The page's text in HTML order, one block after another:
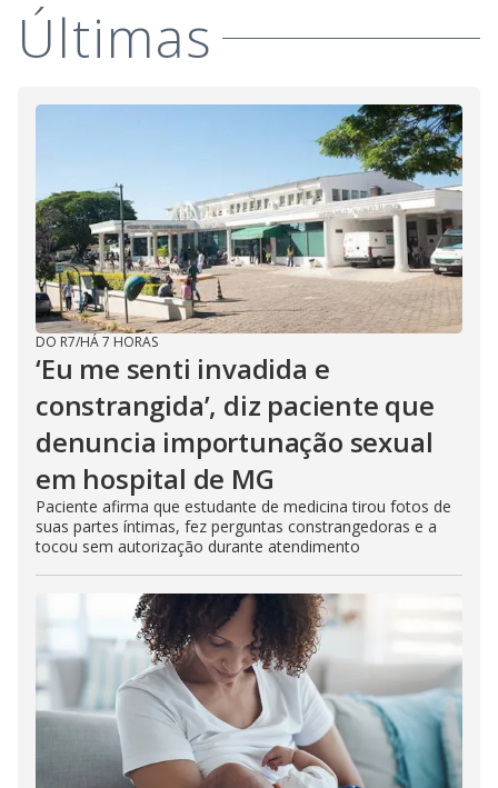
Últimas
DO R7/HÁ 7 HORAS
‘Eu me senti invadida e
constrangida’, diz paciente que
denuncia importunação sexual
em hospital de MG
Paciente afirma que estudante de medicina tirou fotos de
suas partes íntimas, fez perguntas constrangedoras e a
tocou sem autorização durante atendimento